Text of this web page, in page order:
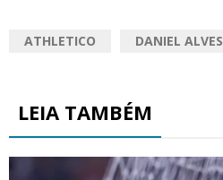
ATHLETICO DANIEL ALVES
LEIA TAMBÉM